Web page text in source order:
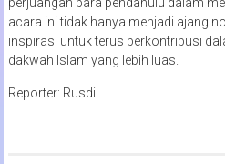
acara ini tidak hanya menjadi ajang
inspirasi untuk terus berkontribusi
dakwah Islam yang lebih luas.
Reporter: Rusdi